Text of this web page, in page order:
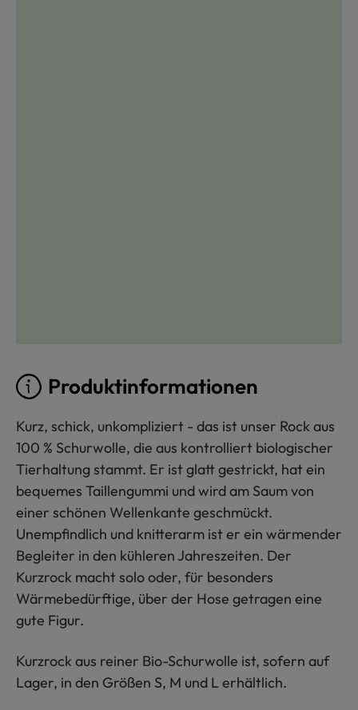
Produktinformationen
Kurz, schick, unkompliziert - das ist unser Rock aus
100 % Schurwolle, die aus kontrolliert biologischer
Tierhaltung stammt. Er ist glatt gestrickt, hat ein
bequemes Taillengummi und wird am Saum von
einer schönen Wellenkante geschmückt.
Unempfindlich und knitterarm ist er ein wärmender
Begleiter in den kühleren Jahreszeiten. Der
Kurzrock macht solo oder, für besonders
Wärmebedürftige, über der Hose getragen eine
gute Figur.
Kurzrock aus reiner Bio-Schurwolle ist, sofern auf
Lager, in den Größen S, M und L erhältlich.